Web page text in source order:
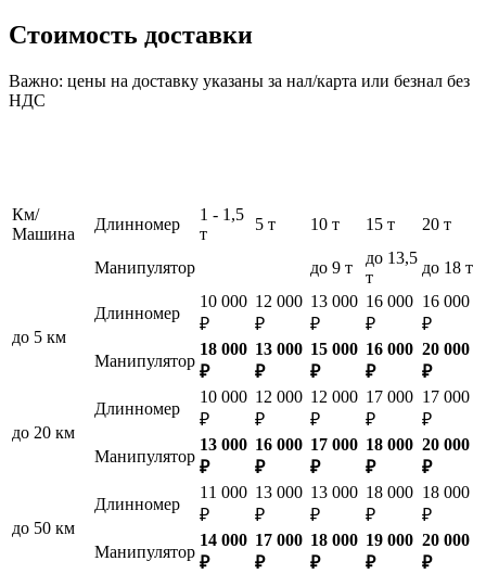
Стоимость доставки
Важно: цены на доставку указаны за нал/карта или безнал без
НДС
Км/
Машина
Длинномер
1 - 1,5
т
5 т 10 т 15 т 20 т
Манипулятор до 9 т
до 13,5
т
до 18 т
до 5 км
Длинномер
10 000
₽
12 000
₽
13 000
₽
16 000
₽
16 000
₽
Манипулятор
18 000
₽
13 000
₽
15 000
₽
16 000
₽
20 000
₽
до 20 км
Длинномер
10 000
₽
12 000
₽
12 000
₽
17 000
₽
17 000
₽
Манипулятор
13 000
₽
16 000
₽
17 000
₽
18 000
₽
20 000
₽
до 50 км
Длинномер
11 000
₽
13 000
₽
13 000
₽
18 000
₽
18 000
₽
Манипулятор
14 000
₽
17 000
₽
18 000
₽
19 000
₽
20 000
₽